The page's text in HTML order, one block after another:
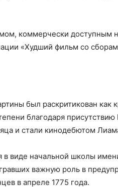
коммерчески доступным
«Худший фильм со
был раскритикован как
благодаря
и стали кинодебютом
в виде начальной школы
важную роль в
в апреле 1775 года.